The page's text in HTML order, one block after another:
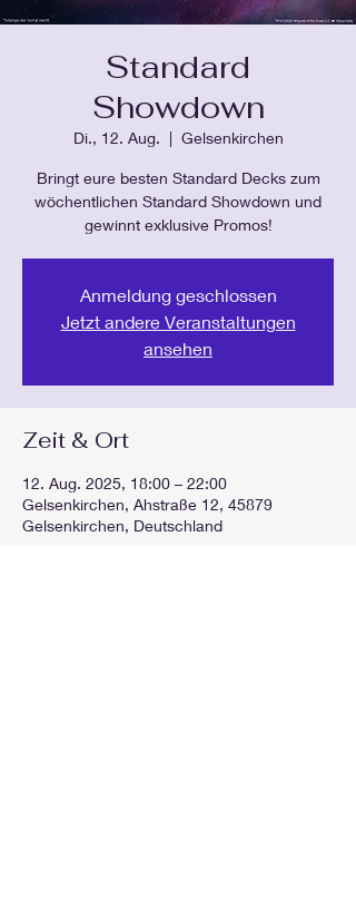
Standard
Showdown
Di., 12. Aug.
  |
Gelsenkirchen
Bringt eure besten Standard Decks zum
wöchentlichen Standard Showdown und
gewinnt exklusive Promos!
Anmeldung geschlossen
Jetzt andere Veranstaltungen
ansehen
Zeit & Ort
12. Aug. 2025, 18:00 – 22:00
Gelsenkirchen, Ahstraße 12, 45879
Gelsenkirchen, Deutschland